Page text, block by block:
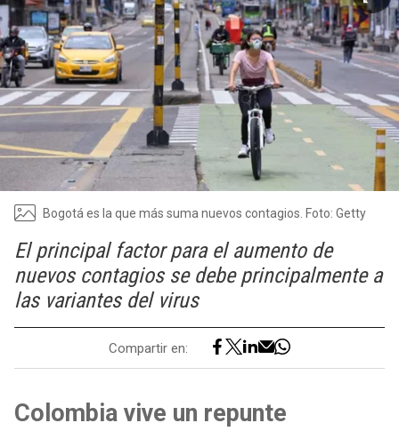
Bogotá es la que más suma nuevos contagios. Foto: Getty
El principal factor para el aumento de
nuevos contagios se debe principalmente a
las variantes del virus
Compartir en:
Colombia vive un repunte